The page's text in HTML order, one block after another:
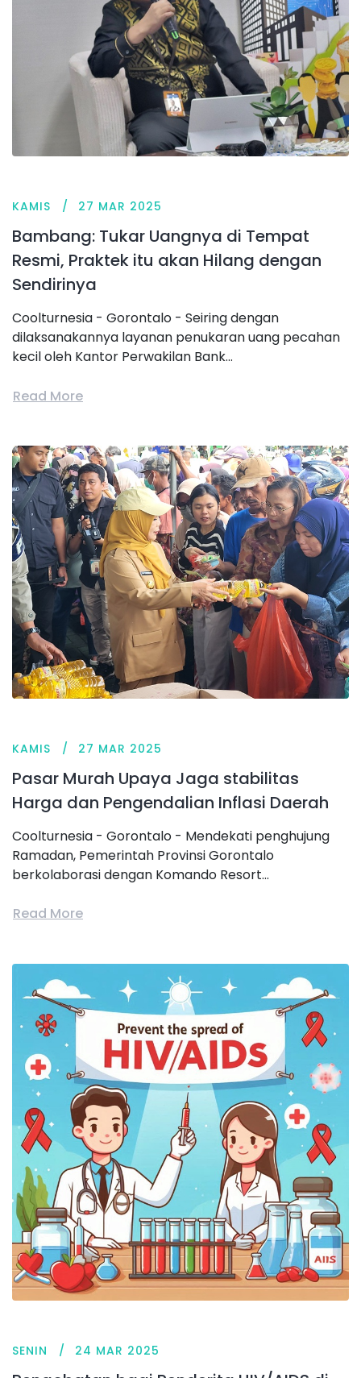
KAMIS 27 MAR 2025
Bambang: Tukar Uangnya di Tempat
Resmi, Praktek itu akan Hilang dengan
Sendirinya
Coolturnesia - Gorontalo - Seiring dengan
dilaksanakannya layanan penukaran uang pecahan
kecil oleh Kantor Perwakilan Bank...
Read More
KAMIS 27 MAR 2025
Pasar Murah Upaya Jaga stabilitas
Harga dan Pengendalian Inflasi Daerah
Coolturnesia - Gorontalo - Mendekati penghujung
Ramadan, Pemerintah Provinsi Gorontalo
berkolaborasi dengan Komando Resort...
Read More
SENIN 24 MAR 2025